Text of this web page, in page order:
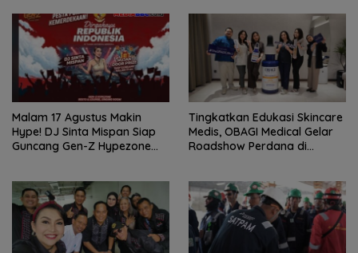
Malam 17 Agustus Makin
Hype! DJ Sinta Mispan Siap
Guncang Gen-Z Hypezone
Tingkatkan Edukasi Skincare
Medis, OBAGI Medical Gelar
Roadshow Perdana di